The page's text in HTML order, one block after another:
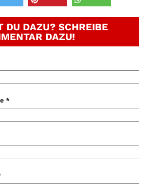
DU DAZU? SCHREIBE
DAZU!
*